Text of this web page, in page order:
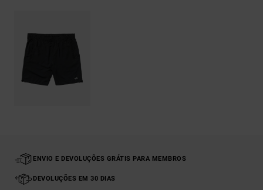
ENVIO E DEVOLUÇÕES GRÁTIS PARA MEMBROS
DEVOLUÇÕES EM 30 DIAS